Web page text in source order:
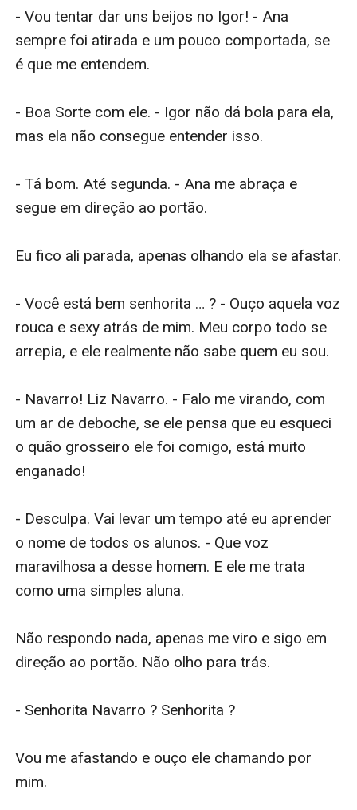
- Vou tentar dar uns beijos no Igor! - Ana
sempre foi atirada e um pouco comportada, se
é que me entendem.
- Boa Sorte com ele. - Igor não dá bola para ela,
mas ela não consegue entender isso.
- Tá bom. Até segunda. - Ana me abraça e
segue em direção ao portão.
Eu fico ali parada, apenas olhando ela se afastar.
- Você está bem senhorita … ? - Ouço aquela voz
rouca e sexy atrás de mim. Meu corpo todo se
arrepia, e ele realmente não sabe quem eu sou.
- Navarro! Liz Navarro. - Falo me virando, com
um ar de deboche, se ele pensa que eu esqueci
o quão grosseiro ele foi comigo, está muito
enganado!
- Desculpa. Vai levar um tempo até eu aprender
o nome de todos os alunos. - Que voz
maravilhosa a desse homem. E ele me trata
como uma simples aluna.
Não respondo nada, apenas me viro e sigo em
direção ao portão. Não olho para trás.
- Senhorita Navarro ? Senhorita ?
Vou me afastando e ouço ele chamando por
mim.